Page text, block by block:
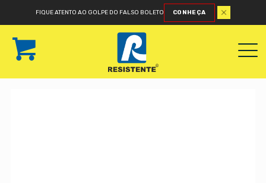
FIQUE ATENTO AO GOLPE DO FALSO BOLETO CONHEÇA